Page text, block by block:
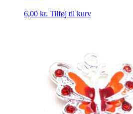
6,00 kr. Tilføj til kurv